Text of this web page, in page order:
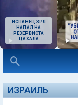
ИСПАНЕЦ ЗРЯ
НАПАЛ НА
РЕЗЕРВИСТА
ЦАХАЛА
ИЗРАИЛЬ